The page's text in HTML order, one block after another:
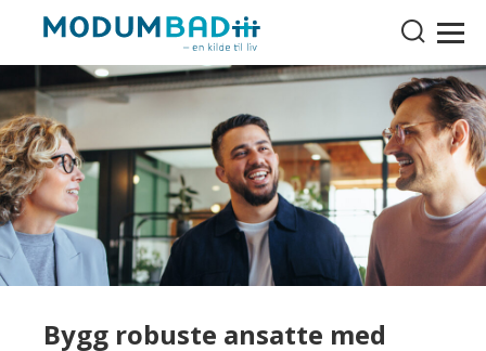
Bygg robuste ansatte med